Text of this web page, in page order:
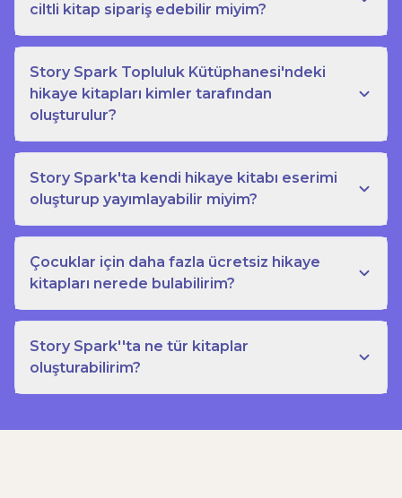
ciltli kitap sipariş edebilir miyim?
Story Spark Topluluk Kütüphanesi'ndeki
hikaye kitapları kimler tarafından
oluşturulur?
Story Spark'ta kendi hikaye kitabı eserimi
oluşturup yayımlayabilir miyim?
Çocuklar için daha fazla ücretsiz hikaye
kitapları nerede bulabilirim?
Story Spark''ta ne tür kitaplar
oluşturabilirim?